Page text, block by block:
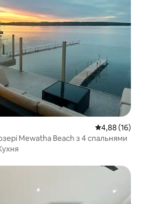
Середня
4,88 (16)
Mewatha Beach з 4 спальнями